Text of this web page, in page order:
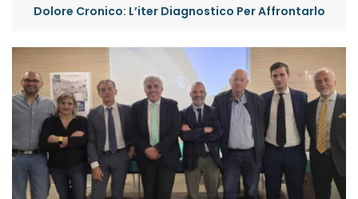
Dolore Cronico: L’iter Diagnostico Per Affrontarlo